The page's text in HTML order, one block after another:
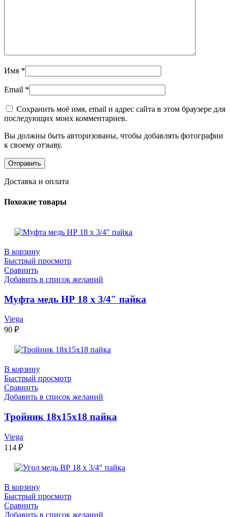
Имя *
Email *
Сохранить моё имя, email и адрес сайта в этом браузере для
последующих моих комментариев.
Вы должны быть авторизованы, чтобы добавлять фотографии
к своему отзыву.
Доставка и оплата
Похожие товары
В корзину
Быстрый просмотр
Сравнить
Добавить в список желаний
Муфта медь НР 18 х 3/4″ пайка
Viega
90 ₽
В корзину
Быстрый просмотр
Сравнить
Добавить в список желаний
Тройник 18х15х18 пайка
Viega
114 ₽
В корзину
Быстрый просмотр
Сравнить
Добавить в список желаний